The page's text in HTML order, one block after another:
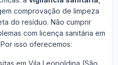
comprovação de limpeza
do resíduo. Não cumprir
com licença sanitária em
isso oferecemos:
em Vila Leopoldina (São